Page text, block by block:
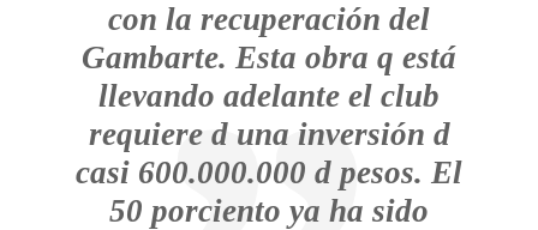
con la recuperación del
Gambarte. Esta obra q está
llevando adelante el club
requiere d una inversión d
casi 600.000.000 d pesos. El
50 porciento ya ha sido